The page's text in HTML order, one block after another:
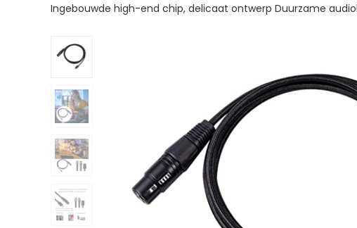
Ingebouwde high-end chip, delicaat ontwerp Duurzame